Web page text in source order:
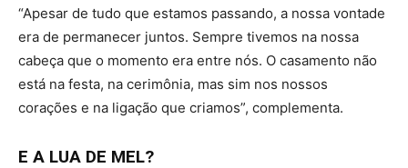
“Apesar de tudo que estamos passando, a nossa vontade
era de permanecer juntos. Sempre tivemos na nossa
cabeça que o momento era entre nós. O casamento não
está na festa, na cerimônia, mas sim nos nossos
corações e na ligação que criamos”, complementa.
E A LUA DE MEL?